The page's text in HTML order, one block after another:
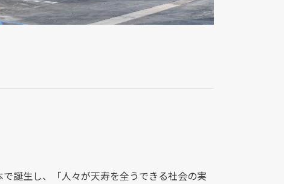
誕生し、「人々が天寿を全うできる社会の実